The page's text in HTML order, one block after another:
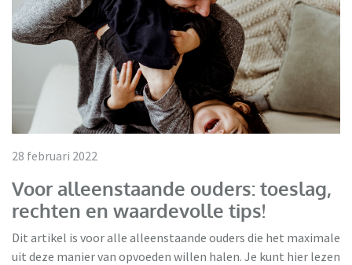
28 februari 2022
Voor alleenstaande ouders: toeslag,
rechten en waardevolle tips!
Dit artikel is voor alle alleenstaande ouders die het maximale
uit deze manier van opvoeden willen halen. Je kunt hier lezen